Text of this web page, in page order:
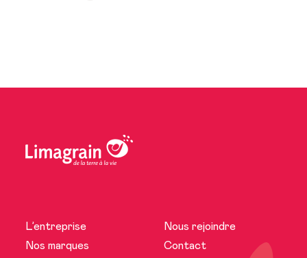
L’entreprise
L’entreprise
Nos marques
Nous rejoindre
Contact